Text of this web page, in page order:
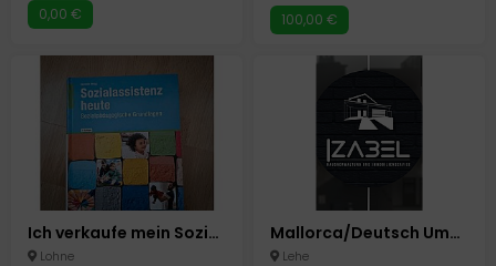
0,00 € 100,00 €
Ich verkaufe mein Sozialassistenz heute Buch
Lohne
Mallorca/Deutsch Umzüge/Tranport/Fincabetreuung vor Ort ansässig
Lehe